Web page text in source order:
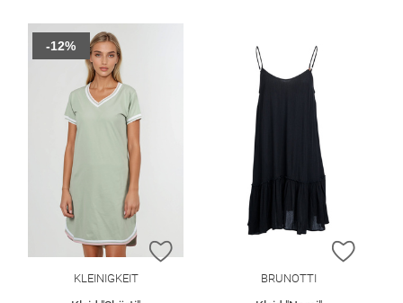
ZUR WUNSCHLISTE HINZUFÜGEN
KLEINIGKEIT
-12%
ZUR
BRUNOTTI